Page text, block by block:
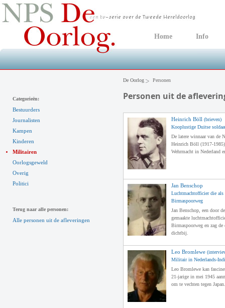
Home Info
Categorieën:
Bestuurders
Journalisten
Kampen
Kinderen
Militairen
Oorlogsgeweld
Overig
Politici
Terug naar alle personen:
Alle personen uit de afleveringen
De Oorlog Personen
Personen uit de
Heinrich Böll (brieven)
Kooplustige Duitse
De latere winnaar van de
Heinrich Böll (1917-
Wehrmacht in Nederland
Jan Benschop
Luchtmachtofficier die als
Birmaspoorweg
Jan Benschop, een door
gemaakte
Birmaspoorweg en zag
dichtbij.
Leo Bromlewe
Militair in Nederlands-
Leo Bromlewe kan
21-jarige in mei 1945
om te vechten tegen Japan.